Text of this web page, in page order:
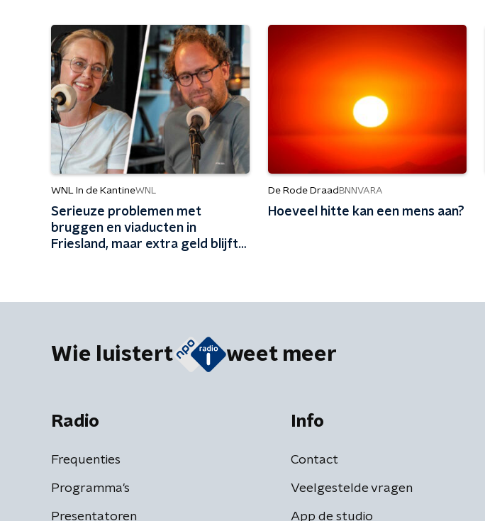
WNL In de KantineWNL
Serieuze problemen met
bruggen en viaducten in
Friesland, maar extra geld blijft
De Rode Draad BNNVARA
Hoeveel hitte kan een mens aan?
Wie luistert weet meer
Radio
Frequenties
Programma's
Presentatoren
Info
Contact
Veelgestelde vragen
App de studio